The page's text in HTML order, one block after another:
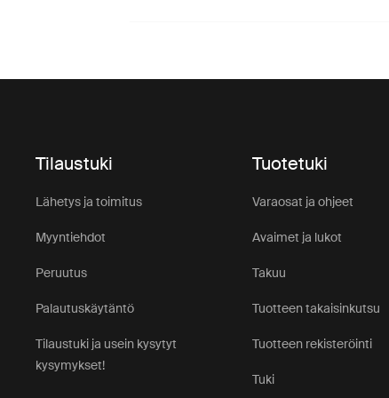
Tilaustuki
Lähetys ja toimitus
Myyntiehdot
Peruutus
Palautuskäytäntö
Tilaustuki ja usein kysytyt
kysymykset!
Tuotetuki
Varaosat ja ohjeet
Avaimet ja lukot
Takuu
Tuotteen takaisinkutsu
Tuotteen rekisteröinti
Tuki